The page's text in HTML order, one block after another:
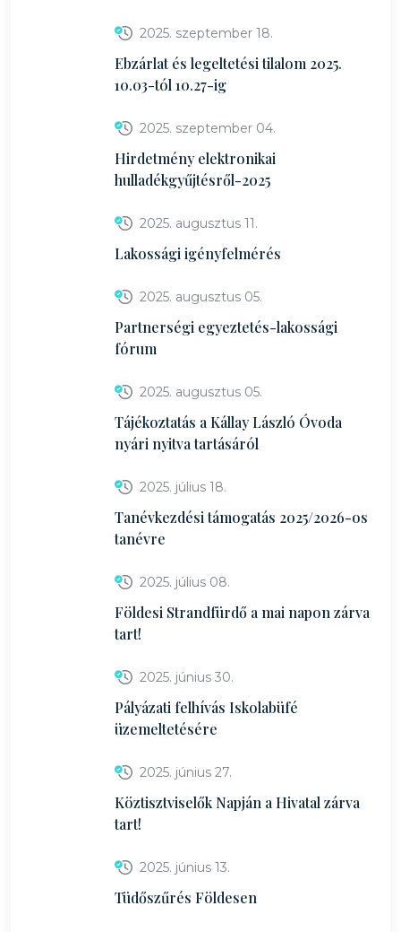
2025. szeptember 18.
Ebzárlat és legeltetési tilalom 2025.
10.03-tól 10.27-ig
2025. szeptember 04.
Hirdetmény elektronikai
hulladékgyűjtésről-2025
2025. augusztus 11.
Lakossági igényfelmérés
2025. augusztus 05.
Partnerségi egyeztetés-lakossági
fórum
2025. augusztus 05.
Tájékoztatás a Kállay László Óvoda
nyári nyitva tartásáról
2025. július 18.
Tanévkezdési támogatás 2025/2026-os
tanévre
2025. július 08.
Földesi Strandfürdő a mai napon zárva
tart!
2025. június 30.
Pályázati felhívás Iskolabüfé
üzemeltetésére
2025. június 27.
Köztisztviselők Napján a Hivatal zárva
tart!
2025. június 13.
Tüdőszűrés Földesen